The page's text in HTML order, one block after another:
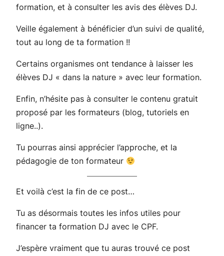
formation, et à consulter les avis des élèves DJ.
Veille également à bénéficier d’un suivi de qualité,
tout au long de ta formation !!
Certains organismes ont tendance à laisser les
élèves DJ « dans la nature » avec leur formation.
Enfin, n’hésite pas à consulter le contenu gratuit
proposé par les formateurs (blog, tutoriels en
ligne..).
Tu pourras ainsi apprécier l’approche, et la
pédagogie de ton formateur
Et voilà c’est la fin de ce post…
Tu as désormais toutes les infos utiles pour
financer ta formation DJ avec le CPF.
J’espère vraiment que tu auras trouvé ce post